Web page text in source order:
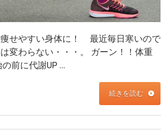
せやすい身体に！ 最近毎日寒いので
変わらない・・・。 ガーン！！体重
前に代謝UP …
続きを読む